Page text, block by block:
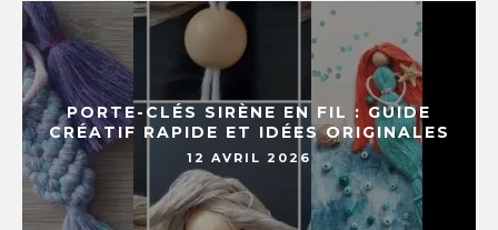
PORTE-CLÉS SIRÈNE EN FIL : GUIDE
CRÉATIF RAPIDE ET IDÉES ORIGINALES
12 AVRIL 2026